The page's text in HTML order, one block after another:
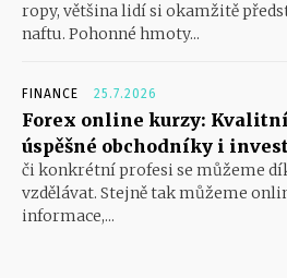
ropy, většina lidí si okamžitě
naftu. Pohonné hmoty...
FINANCE 25.7.2026
Forex online kurzy:
úspěšné obchodníky i
či konkrétní profesi se můžeme
vzdělávat. Stejně tak můžeme
informace,...